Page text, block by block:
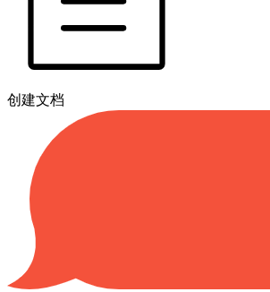
创建文档